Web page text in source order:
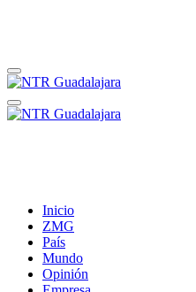
Inicio
ZMG
País
Mundo
Opinión